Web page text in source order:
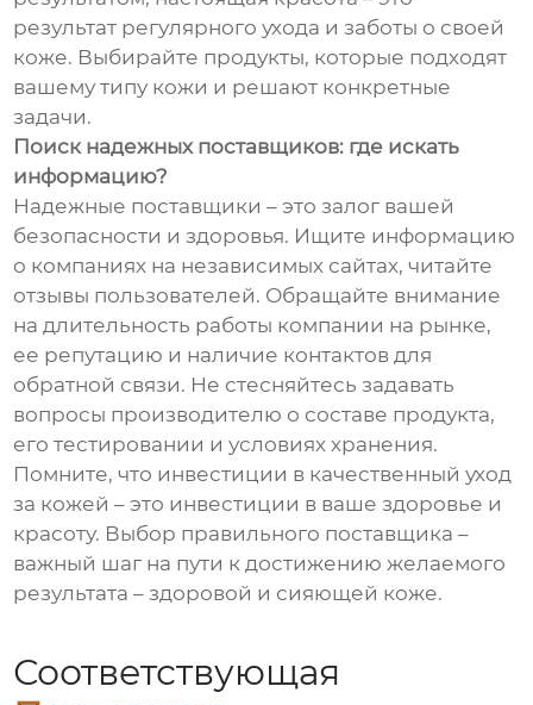
результат регулярного ухода и заботы о своей
коже. Выбирайте продукты, которые подходят
вашему типу кожи и решают конкретные
задачи.
Поиск надежных поставщиков: где искать
информацию?
Надежные поставщики – это залог вашей
безопасности и здоровья. Ищите информацию
о компаниях на независимых сайтах, читайте
отзывы пользователей. Обращайте внимание
на длительность работы компании на рынке,
ее репутацию и наличие контактов для
обратной связи. Не стесняйтесь задавать
вопросы производителю о составе продукта,
его тестировании и условиях хранения.
Помните, что инвестиции в качественный уход
за кожей – это инвестиции в ваше здоровье и
красоту. Выбор правильного поставщика –
важный шаг на пути к достижению желаемого
результата – здоровой и сияющей коже.
Соответствующая